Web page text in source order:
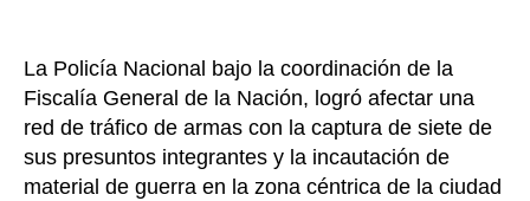
La Policía Nacional bajo la coordinación de la
Fiscalía General de la Nación, logró afectar una
red de tráfico de armas con la captura de siete de
sus presuntos integrantes y la incautación de
material de guerra en la zona céntrica de la ciudad